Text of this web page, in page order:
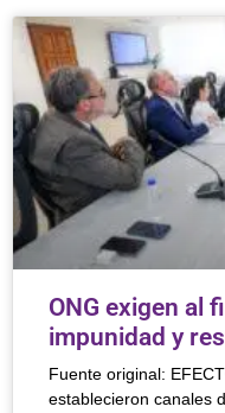
ONG exigen al
impunidad y
Fuente original:
establecieron canales